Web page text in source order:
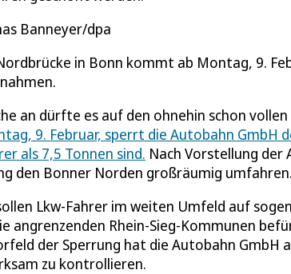
Banneyer/dpa
in Bonn kommt ab Montag, 9.
an dürfte es auf den ohnehin schon
9. Februar, sperrt die Autobahn GmbH
als 7,5 Tonnen sind. Nach Vorstellung der
den Bonner Norden großräumig umfahren.
Lkw-Fahrer im weiten Umfeld auf
angrenzenden Rhein-Sieg-Kommunen
der Sperrung hat die Autobahn
zu kontrollieren.